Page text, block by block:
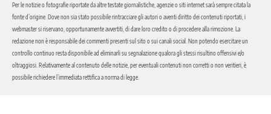
Per le notizie o fotografie riportate da altre testate giornalistiche, agenzie o siti internet sarà sempre citata la
fonte d’origine. Dove non sia stato possibile rintracciare gli autori o aventi diritto dei contenuti riportati, i
webmaster si riservano, opportunamente avvertiti, di dare loro credito o di procedere alla rimozione. La
redazione non è responsabile dei commenti presenti sul sito o sui canali social. Non potendo esercitare un
controllo continuo resta disponibile ad eliminarli su segnalazione qualora gli stessi risultino offensivi e/o
oltraggiosi. Relativamente al contenuto delle notizie, per eventuali contenuti non corretti o non veritieri, è
possibile richiedere l’immediata rettifica a norma di legge.